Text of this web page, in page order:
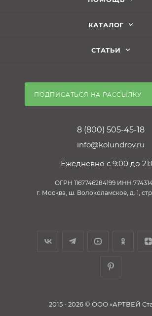
КАТАЛОГ
СТАТЬИ
ПОДПИСАТЬСЯ НА РАССЫЛКУ
8 (800) 505-45-18
info@kolundrov.ru
Ежедневно с 9:00 до
ОГРН 1167746284199 ИНН
г. Москва, ш. Волоколамское, д. 1,
2015 - 2026 © ООО «АРТВЕЙ